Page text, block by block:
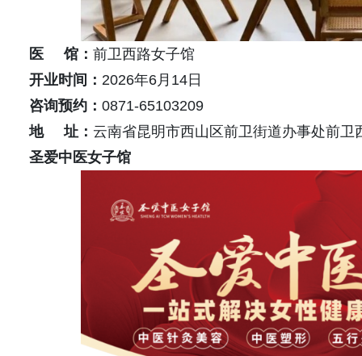
医 馆： 前卫西路女子馆
开业时间： 2026年6月14日
咨询预约： 0871-65103209
地 址： 云南省昆明市西山区前卫街道办事处前
圣爱中医女子馆